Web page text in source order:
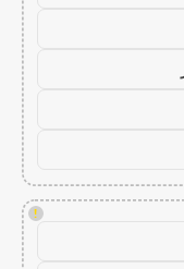
!